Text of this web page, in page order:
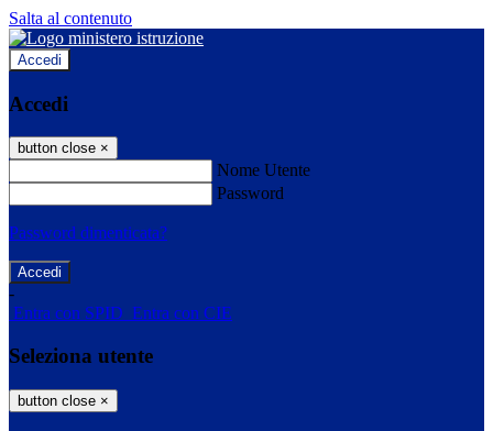
Salta al contenuto
Accedi
Accedi
button close ×
Nome Utente
Password
Password dimenticata?
-
Entra con SPID Entra con CIE
Seleziona utente
button close ×